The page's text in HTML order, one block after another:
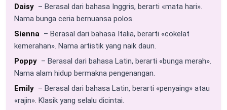
Daisy – Berasal dari bahasa Inggris, berarti «mata hari».
Nama bunga ceria bernuansa polos.
Sienna – Berasal dari bahasa Italia, berarti «cokelat
kemerahan». Nama artistik yang naik daun.
Poppy – Berasal dari bahasa Latin, berarti «bunga merah».
Nama alam hidup bermakna pengenangan.
Emily – Berasal dari bahasa Latin, berarti «penyaing» atau
«rajin». Klasik yang selalu dicintai.